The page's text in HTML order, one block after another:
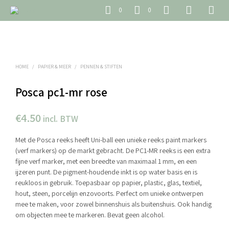
0 0
HOME / PAPIER & MEER / PENNEN & STIFTEN
Posca pc1-mr rose
€4.50 incl. BTW
Met de Posca reeks heeft Uni-ball een unieke reeks paint markers
(verf markers) op de markt gebracht. De PC1-MR reeks is een extra
fijne verf marker, met een breedte van maximaal 1 mm, en een
ijzeren punt. De pigment-houdende inkt is op water basis en is
reukloos in gebruik. Toepasbaar op papier, plastic, glas, textiel,
hout, steen, porcelijn enzovoorts. Perfect om unieke ontwerpen
mee te maken, voor zowel binnenshuis als buitenshuis. Ook handig
om objecten mee te markeren. Bevat geen alcohol.